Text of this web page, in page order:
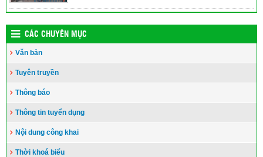
CÁC CHUYÊN MỤC
Văn bản
Tuyên truyền
Thông báo
Thông tin tuyển dụng
Nội dung công khai
Thời khoá biểu